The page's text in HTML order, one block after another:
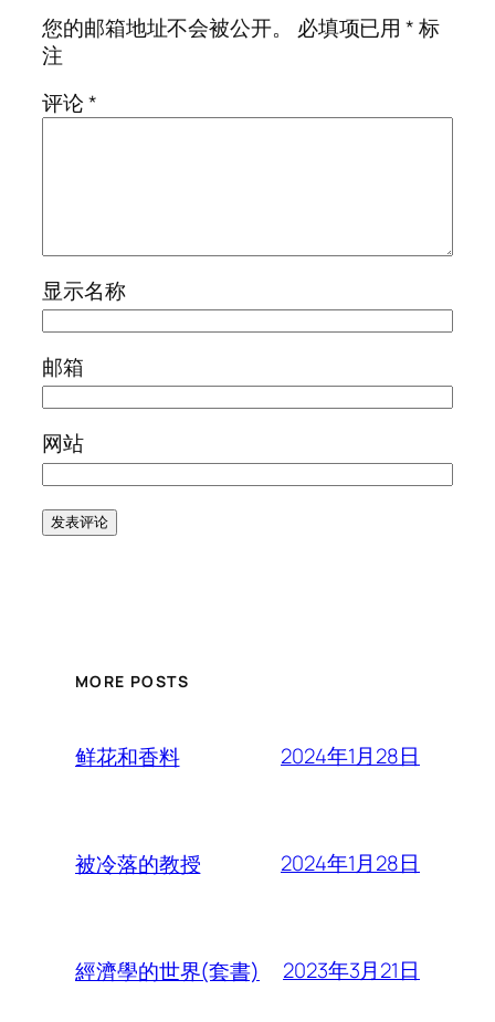
您的邮箱地址不会被公开。
必填项已用*标
注
评论*
显示名称
邮箱
网站
MORE POSTS
鲜花和香料 2024年1月28日
被冷落的教授 2024年1月28日
經濟學的世界(套書) 2023年3月21日